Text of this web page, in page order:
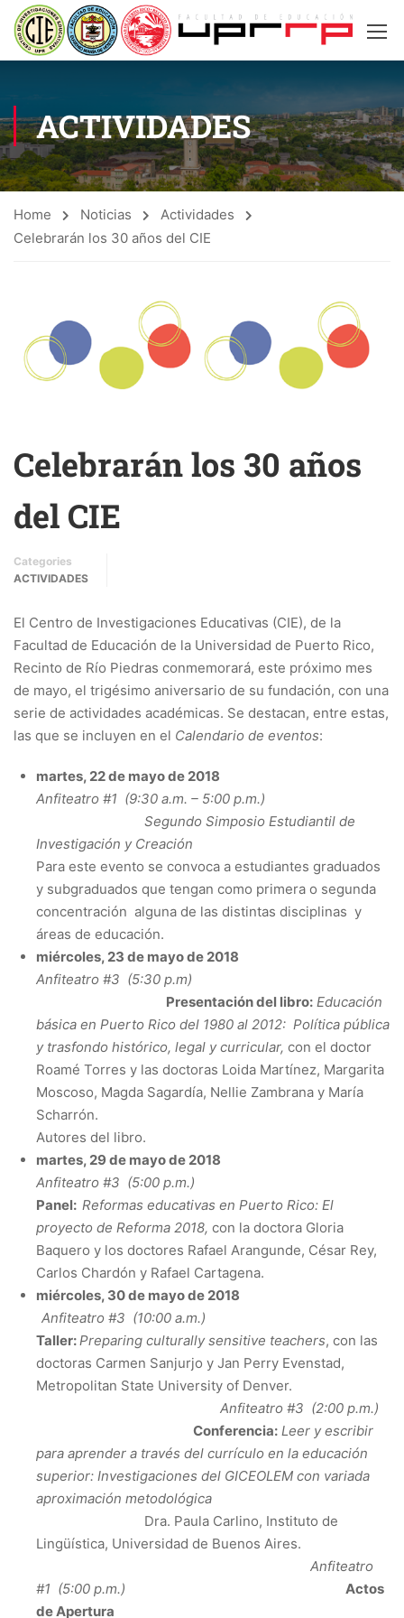
ACTIVIDADES
Home Noticias
Actividades
Celebrarán los 30 años del CIE
Celebrarán los 30 años
del CIE
Categories
ACTIVIDADES
El Centro de Investigaciones Educativas (CIE), de la
Facultad de Educación de la Universidad de Puerto Rico,
Recinto de Río Piedras conmemorará, este próximo mes
de mayo, el trigésimo aniversario de su fundación, con una
serie de actividades académicas. Se destacan, entre estas,
las que se incluyen en el Calendario de eventos:
martes, 22 de mayo de 2018
Anfiteatro #1 (9:30 a.m. – 5:00 p.m.)
Segundo Simposio Estudiantil de
Investigación y Creación
Para este evento se convoca a estudiantes graduados
y subgraduados que tengan como primera o segunda
concentración alguna de las distintas disciplinas y
áreas de educación.
miércoles, 23 de mayo de 2018
Anfiteatro #3 (5:30 p.m)
Presentación del libro: Educación
básica en Puerto Rico del 1980 al 2012: Política pública
y trasfondo histórico, legal y curricular, con el doctor
Roamé Torres y las doctoras Loida Martínez, Margarita
Moscoso, Magda Sagardía, Nellie Zambrana y María
Scharrón.
Autores del libro.
martes, 29 de mayo de 2018
Anfiteatro #3 (5:00 p.m.)
Panel: Reformas educativas en Puerto Rico: El
proyecto de Reforma 2018, con la doctora Gloria
Baquero y los doctores Rafael Arangunde, César Rey,
Carlos Chardón y Rafael Cartagena.
miércoles, 30 de mayo de 2018
Anfiteatro #3 (10:00 a.m.)
Taller:Preparing culturally sensitive teachers, con las
doctoras Carmen Sanjurjo y Jan Perry Evenstad,
Metropolitan State University of Denver.
Anfiteatro #3 (2:00 p.m.)
Conferencia: Leer y escribir
para aprender a través del currículo en la educación
superior: Investigaciones del GICEOLEM con variada
aproximación metodológica
Dra. Paula Carlino, Instituto de
Lingüística, Universidad de Buenos Aires.
Anfiteatro
#1 (5:00 p.m.)
Actos
de Apertura